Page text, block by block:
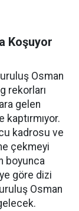
Koşuyor
Osman
rekorları
gelen
kadrosu ve
çekmeyi
boyunca
göre dizi
Osman